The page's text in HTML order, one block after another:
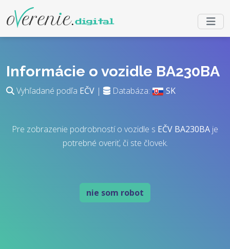
Informácie o vozidle BA230BA
Vyhľadané podľa EČV | Databáza: SK
Pre zobrazenie podrobností o vozidle s EČV BA230BA je
potrebné overiť, či ste človek.
nie som robot